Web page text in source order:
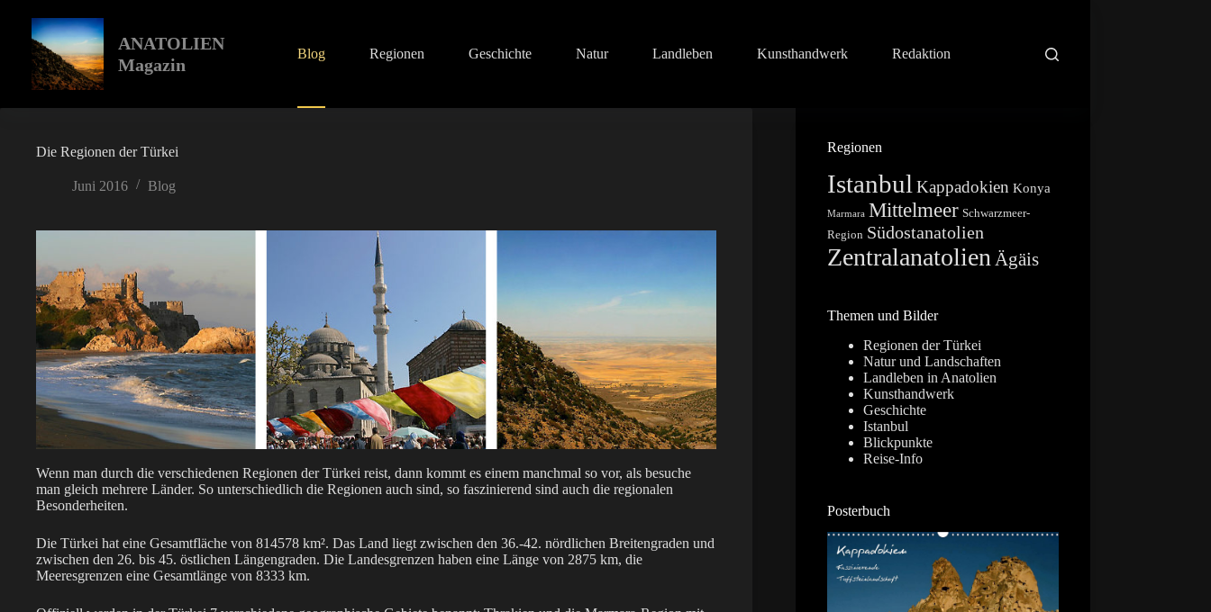
springen
ANATOLIEN
Magazin
Blog Regionen Geschichte Natur Landleben Kunsthandwerk Redaktion
Die Regionen der Türkei
Juni 2016 Blog
Wenn man durch die verschiedenen Regionen der Türkei reist, dann kommt es einem manchmal so vor, als besuche
man gleich mehrere Länder. So unterschiedlich die Regionen auch sind, so faszinierend sind auch die regionalen
Besonderheiten.
Die Türkei hat eine Gesamtfläche von 814578 km². Das Land liegt zwischen den 36.-42. nördlichen Breitengraden und
zwischen den 26. bis 45. östlichen Längengraden. Die Landesgrenzen haben eine Länge von 2875 km, die
Meeresgrenzen eine Gesamtlänge von 8333 km.
Regionen
Istanbul Kappadokien Konya
Marmara Mittelmeer Schwarzmeer-
Region Südostanatolien
Zentralanatolien Ägäis
Themen und Bilder
Regionen der Türkei
Natur und Landschaften
Landleben in Anatolien
Kunsthandwerk
Geschichte
Istanbul
Blickpunkte
Reise-Info
Posterbuch